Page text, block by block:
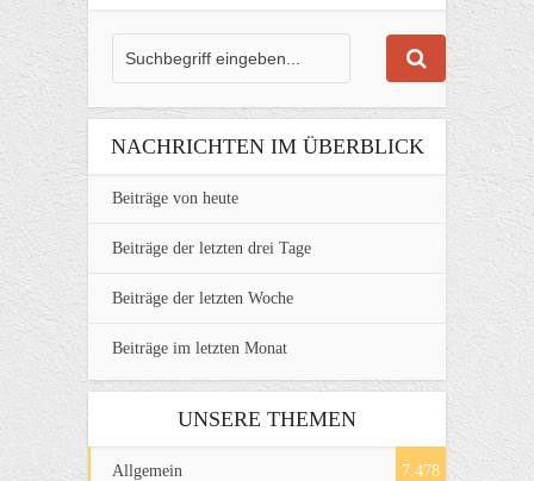
NACHRICHTEN IM ÜBERBLICK
Beiträge von heute
Beiträge der letzten drei Tage
Beiträge der letzten Woche
Beiträge im letzten Monat
UNSERE THEMEN
Allgemein 7.478